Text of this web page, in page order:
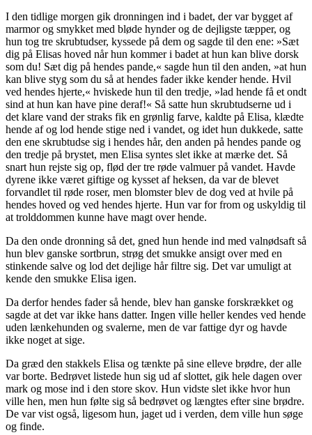
I den tidlige morgen gik dronningen ind i badet, der var bygget af
marmor og smykket med bløde hynder og de dejligste tæpper, og
hun tog tre skrubtudser, kyssede på dem og sagde til den ene: »Sæt
dig på Elisas hoved når hun kommer i badet at hun kan blive dorsk
som du! Sæt dig på hendes pande,« sagde hun til den anden, »at hun
kan blive styg som du så at hendes faderikke kender hende. Hvil
ved hendes hjerte,« hviskede hun til den tredje, »lad hende få et ondt
sind at hun kan have pine deraf!« Så satte hun skrubtudserne ud i
det klare vand der straks fik en grønlig farve, kaldte på Elisa, klædte
hende af og lod hende stige ned i vandet, og idet hun dukkede, satte
den ene skrubtudse sig i hendes hår, den anden på hendes pande og
den tredje på brystet, men Elisa syntes slet ikke at mærke det. Så
snart hun rejste sig op, flød der tre røde valmuer på vandet. Havde
dyrene ikke været giftige og kysset af heksen, da var de blevet
forvandlet til røde roser, men blomster blev de dog ved at hvile på
hendes hoved og ved hendes hjerte. Hun var for from og uskyldig til
at trolddommen kunne have magt over hende.
Da den onde dronning så det, gned hun hende ind med valnødsaft så
hun blev ganske sortbrun, strøg det smukke ansigt over med en
stinkende salve og lod det dejlige hår filtre sig. Det var umuligt at
kende den smukke Elisa igen.
Da derfor hendes fader så hende, blev han ganske forskrækket og
sagde at det var ikke hans datter. Ingen ville heller kendes ved hende
uden lænkehunden og svalerne, men de var fattige dyr og havde
ikke noget at sige.
Da græd den stakkels Elisa og tænkte på sine elleve brødre, der alle
var borte. Bedrøvet listede hun sig ud af slottet, gik hele dagen over
mark og mose ind i den store skov. Hun vidste slet ikke hvor hun
ville hen, men hun følte sig så bedrøvet og længtes efter sine brødre.
De var vist også, ligesom hun, jaget ud i verden, dem ville hun søge
og finde.